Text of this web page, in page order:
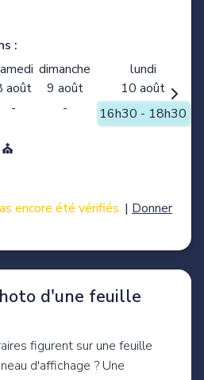
:
dimanche
lundi
août 9 août
10 août
- - 16h30 - 18h30
encore été vérifiés. | Donner
d'une feuille
figurent sur une feuille
d'affichage ? Une